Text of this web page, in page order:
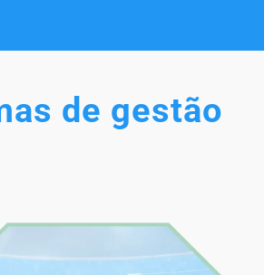
de gestão